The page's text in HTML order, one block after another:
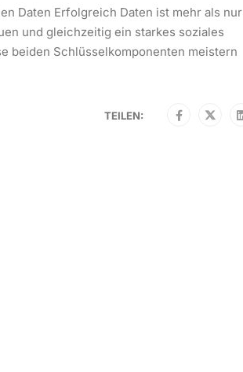
Daten Erfolgreich Daten ist mehr als nur
und gleichzeitig ein starkes soziales
beiden Schlüsselkomponenten meistern
TEILEN: